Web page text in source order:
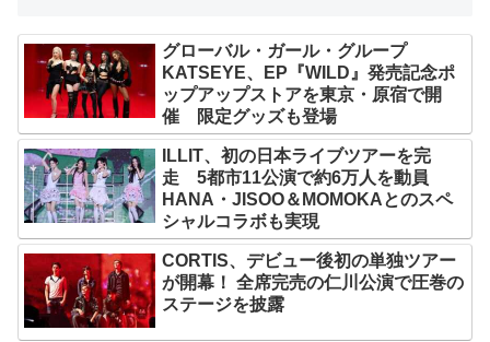
グローバル・ガール・グループ
KATSEYE、EP『WILD』発売記念ポ
ップアップストアを東京・原宿で開
催 限定グッズも登場
ILLIT、初の日本ライブツアーを完
走 5都市11公演で約6万人を動員
HANA・JISOO＆MOMOKAとのスペ
シャルコラボも実現
CORTIS、デビュー後初の単独ツアー
が開幕！ 全席完売の仁川公演で圧巻の
ステージを披露